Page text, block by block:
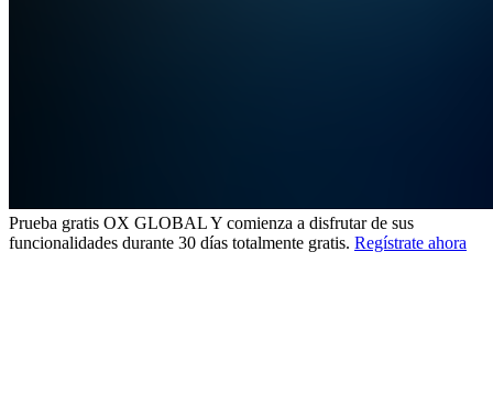
Prueba gratis OX GLOBALY comienza a disfrutar de sus
funcionalidades durante 30 días totalmente gratis. Regístrate ahora